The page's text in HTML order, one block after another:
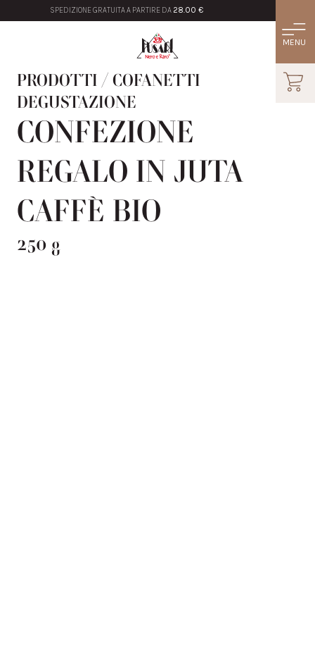
SPEDIZIONE GRATUITA A PARTIRE DA 28.00 €
PRODOTTI / COFANETTI
DEGUSTAZIONE
CONFEZIONE
REGALO IN JUTA
CAFFÈ BIO
250 g